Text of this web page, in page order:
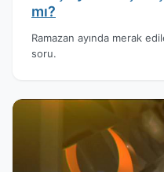
mı?
Ramazan ayında merak
soru.